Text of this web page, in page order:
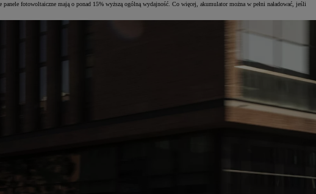
fotowoltaiczne mają o ponad 15% wyższą ogólną wydajność. Co więcej, akumulator można w pełni naładować, jeśli